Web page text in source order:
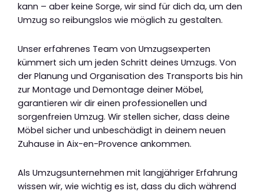
kann – aber keine Sorge, wir sind für dich da, um den
Umzug so reibungslos wie möglich zu gestalten.
Unser erfahrenes Team von Umzugsexperten
kümmert sich um jeden Schritt deines Umzugs. Von
der Planung und Organisation des Transports bis hin
zur Montage und Demontage deiner Möbel,
garantieren wir dir einen professionellen und
sorgenfreien Umzug. Wir stellen sicher, dass deine
Möbel sicher und unbeschädigt in deinem neuen
Zuhause in Aix-en-Provence ankommen.
Als Umzugsunternehmen mit langjähriger Erfahrung
wissen wir, wie wichtig es ist, dass du dich während